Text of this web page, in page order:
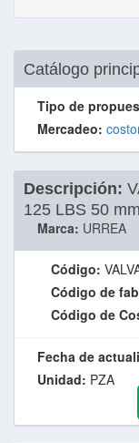
Catálogo
Tipo de
Mercadeo:
Descripción:
125 LBS 50
Marca: URREA
Código:
Código de
Código de
Fecha de
Unidad: PZA